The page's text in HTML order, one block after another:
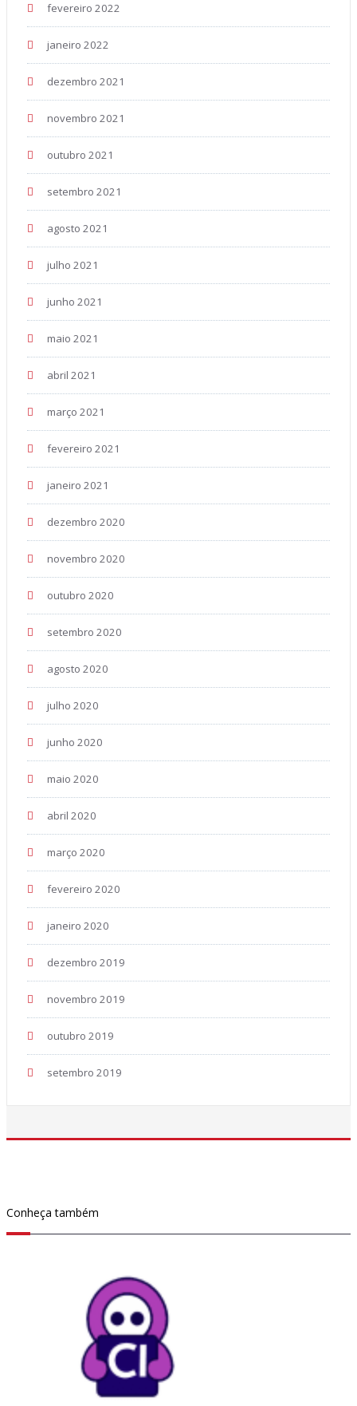
fevereiro 2022
janeiro 2022
dezembro 2021
novembro 2021
outubro 2021
setembro 2021
agosto 2021
julho 2021
junho 2021
maio 2021
abril 2021
março 2021
fevereiro 2021
janeiro 2021
dezembro 2020
novembro 2020
outubro 2020
setembro 2020
agosto 2020
julho 2020
junho 2020
maio 2020
abril 2020
março 2020
fevereiro 2020
janeiro 2020
dezembro 2019
novembro 2019
outubro 2019
setembro 2019
Conheça também